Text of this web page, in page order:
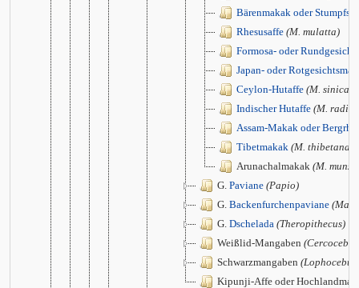
Bärenmakak oder
Rhesusaffe (M. mulatta)
Formosa- oder
Japan- oder
Ceylon-Hutaffe (M. sinica)
Indischer Hutaffe (M.
Assam-Makak oder
Tibetmakak (M. thibetana)
Arunachalmakak (M.
G. Paviane (Papio)
G. Backenfurchenpaviane
G. Dschelada (Theropithecus)
Weißlid-Mangaben
Schwarzmangaben (Lophocebus)
Kipunji-Affe oder